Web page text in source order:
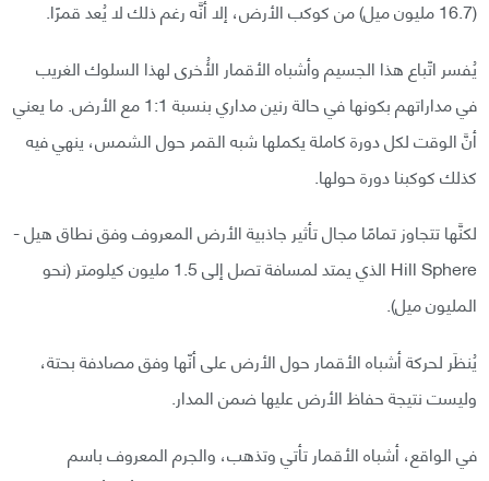
(16.7 مليون ميل) من كوكب الأرض، إلا أنَّه رغم ذلك لا يُعد قمرًا.
يُفسر اتّباع هذا الجسيم وأشباه الأقمار الأُخرى لهذا السلوك الغريب
في مداراتهم بكونها في حالة رنين مداري بنسبة 1:1 مع الأرض. ما يعني
أنَّ الوقت لكل دورة كاملة يكملها شبه القمر حول الشمس، ينهي فيه
كذلك كوكبنا دورة حولها.
لكنَّها تتجاوز تمامًا مجال تأثير جاذبية الأرض المعروف وفق نطاق هيل -
Hill Sphere الذي يمتد لمسافة تصل إلى 1.5 مليون كيلومتر (نحو
المليون ميل).
يُنظَر لحركة أشباه الأقمار حول الأرض على أنّها وفق مصادفة بحتة،
وليست نتيجة حفاظ الأرض عليها ضمن المدار.
في الواقع، أشباه الأقمار تأتي وتذهب، والجرم المعروف باسم